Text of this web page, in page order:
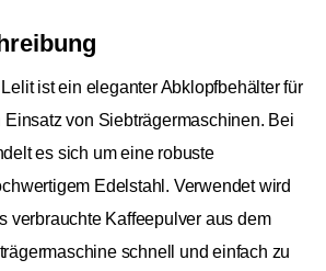
ist ein eleganter Abklopfbehälter für
von Siebträgermaschinen. Bei
es sich um eine robuste
Edelstahl. Verwendet wird
verbrauchte Kaffeepulver aus dem
schnell und einfach zu